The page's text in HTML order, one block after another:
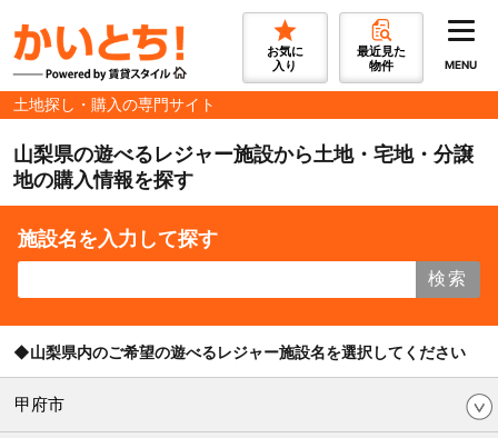
お気に
入り
最近見た
物件
MENU
土地探し・購入の専門サイト
山梨県の遊べるレジャー施設から土地・宅地・分譲
地の購入情報を探す
施設名を入力して探す
検索
◆山梨県内のご希望の遊べるレジャー施設名を選択してください
甲府市